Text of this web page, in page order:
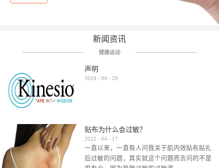
新闻资讯
健康运动
声明
2024 - 04 - 29
贴布为什么会过敏？
2022 - 04 - 17
一直以来，一直有人问我关于肌内效贴布贴扎
后过敏的问题，其实就这个问题而言问的不是